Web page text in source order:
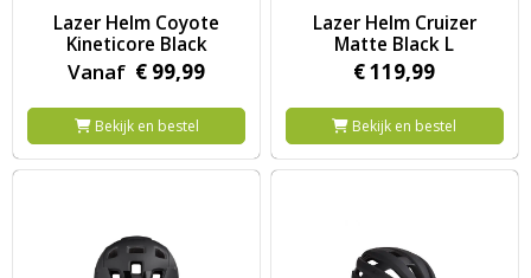
Lazer Helm Coyote
Kineticore Black
Vanaf € 99,99
Bekijk en bestel
Lazer Helm Cruizer
Matte Black L
€119,99
Bekijk en bestel